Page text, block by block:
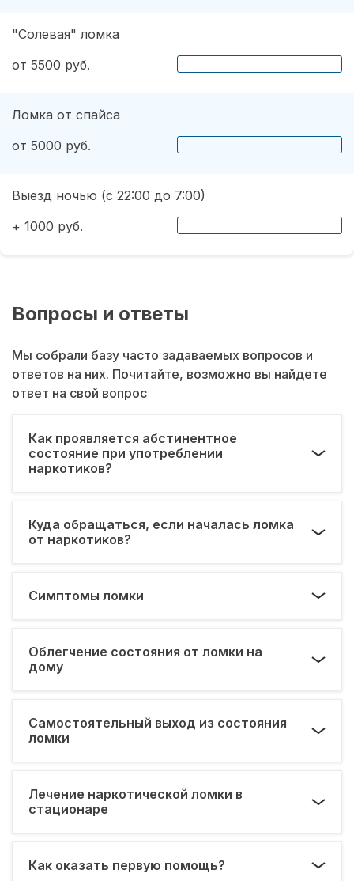
"Солевая" ломка
от 5500 руб.
Ломка от спайса
от 5000 руб.
Выезд ночью (с 22:00 до 7:00)
+ 1000 руб.
Вопросы и ответы
Мы собрали базу часто задаваемых вопросов и
ответов на них. Почитайте, возможно вы найдете
ответ на свой вопрос
Как проявляется абстинентное
состояние при употреблении
наркотиков?
Куда обращаться, если началась ломка
от наркотиков?
Симптомы ломки
Облегчение состояния от ломки на
дому
Самостоятельный выход из состояния
ломки
Лечение наркотической ломки в
стационаре
Как оказать первую помощь?